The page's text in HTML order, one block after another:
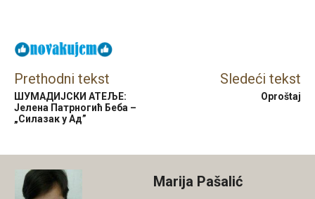
Prethodni tekst
ШУМАДИЈСКИ АТЕЉЕ:
Јелена Пaтрногић Беба –
„Силазак у Ад”
Sledeći tekst
Oproštaj
Marija Pašalić